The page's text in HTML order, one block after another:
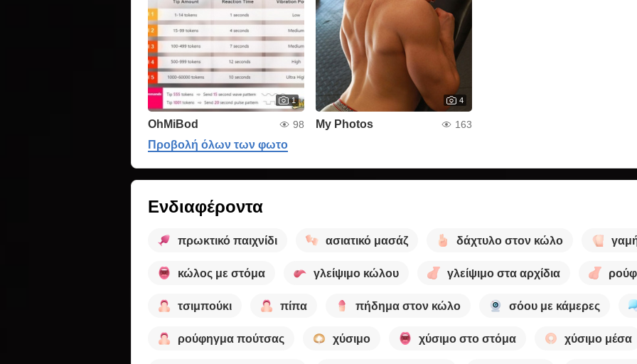
1
OhMiBod 98
4
My Photos 163
Προβολή όλων των φωτο
Ενδιαφέροντα
πρωκτικό παιχνίδι ασιατικό μασάζ δάχτυλο στον κώλο
κώλος με στόμα γλείψιμο κώλου γλείψιμο στα αρχίδια
τσιμπούκι πίπα πήδημα στον κώλο σόου με κάμερες
ρούφηγμα πούτσας χύσιμο χύσιμο στο στόμα χύσιμο μέσα